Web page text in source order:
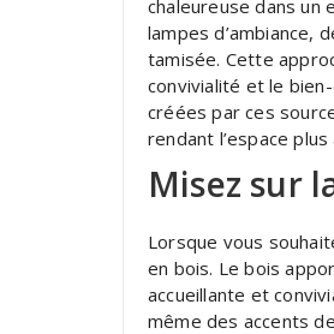
chaleureuse dans un
lampes d’ambiance,
tamisée. Cette
convivialité et le
créées par ces
rendant l’espace
Misez sur
Lorsque vous
en bois. Le bois
accueillante et
même des accents